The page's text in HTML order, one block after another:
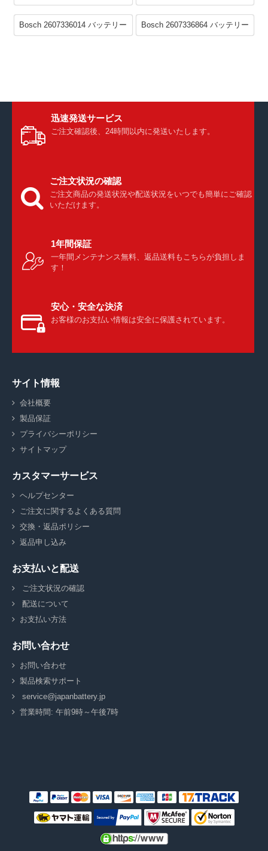
Bosch 2607336014 バッテリー Bosch 2607336864 バッテリー
迅速発送サービス
ご注文確認後、24時間以内に発送いたします。
ご注文状況の確認
ご注文商品の発送状況や配送状況をいつでも簡単にご確認
いただけます。
1年間保証
一年間メンテナンス無料、返品送料もこちらが負担しま
す！
安心・安全な決済
お客様のお支払い情報は安全に保護されています。
サイト情報
会社概要
製品保証
プライバシーポリシー
サイトマップ
カスタマーサービス
ヘルプセンター
ご注文に関するよくある質問
交換・返品ポリシー
返品申し込み
お支払いと配送
ご注文状況の確認
配送について
お支払い方法
お問い合わせ
お問い合わせ
製品検索サポート
service@japanbattery.jp
営業時間: 午前9時～午後7時